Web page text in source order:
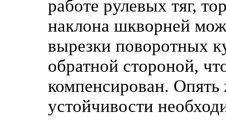
работе рулевых тяг,
наклона шкворней
вырезки поворотных
обратной стороной,
компенсирован.
устойчивости